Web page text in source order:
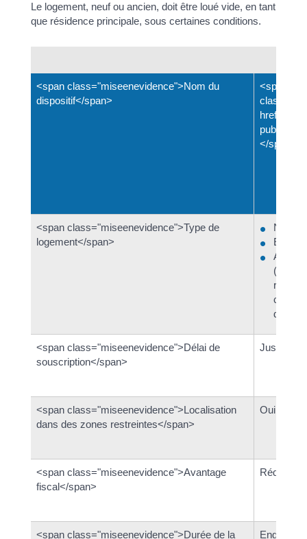
Le logement, neuf ou ancien, doit être loué vide, en tant
que résidence principale, sous certaines conditions.
<span class="miseenevidence">Nom du
dispositif</span>
<span
public/
</span>
<span class="miseenevidence">Type de
logement</span>
Neuf
En
Avec
(ou
du
<span class="miseenevidence">Délai de
souscription</span>
Jusqu'au
<span class="miseenevidence">Localisation
dans des zones restreintes</span>
Oui
<span class="miseenevidence">Avantage
fiscal</span>
<span class="miseenevidence">Durée de la